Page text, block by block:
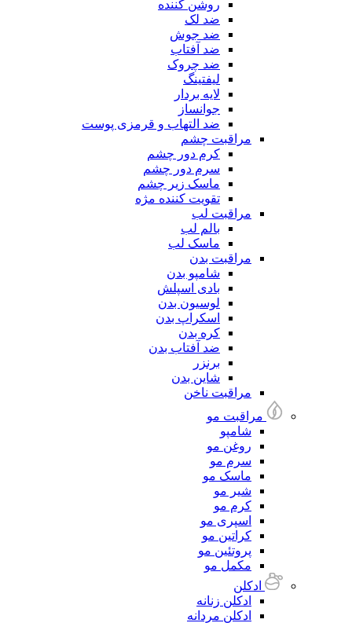
روشن کننده
ضد لک
ضد جوش
ضد آفتاب
ضد چروک
لیفتینگ
لایه بردار
جوانساز
ضد التهاب و قرمزی پوست
مراقبت چشم
کرم دور چشم
سرم دور چشم
ماسک زیر چشم
تقویت کننده مژه
مراقبت لب
بالم لب
ماسک لب
مراقبت بدن
شامپو بدن
بادی اسپلش
لوسیون بدن
اسکراپ بدن
کره بدن
ضد آفتاب بدن
برنزر
شاین بدن
مراقبت ناخن
مراقبت مو
شامپو
روغن مو
سرم مو
ماسک مو
شیر مو
کرم مو
اسپری مو
کراتین مو
پروتئین مو
مکمل مو
ادکلن
ادکلن زنانه
ادکلن مردانه